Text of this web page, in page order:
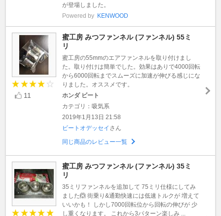
が登場しました。
Powered by KENWOOD
11
蜜工房 みつファンネル (ファンネル) 55ミ
リ
蜜工房の55mmのエアファンネルを取り付けまし
た。取り付けは簡単でした。効果はありで4000回転
から6000回転までスムーズに加速が伸びる感じにな
りました。オススメです。
ホンダ ビート
カテゴリ：吸気系
2019年1月13日 21:58
ビートオデッセイ さん
同じ商品のレビュー一覧
蜜工房 みつファンネル (ファンネル) 35ミ
リ
35ミリファンネルを追加して 75ミリ仕様にしてみ
ました🙆 街乗り&通勤快速には低速トルクが 増えて
いいかも！ しかし7000回転位から回転の伸びが 少
し重くなります。 これから3パターン楽しみ ...